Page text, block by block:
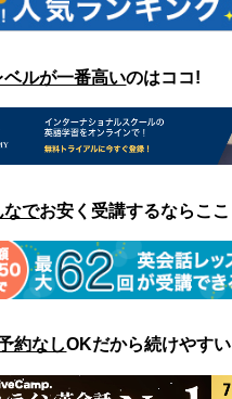
ベルが一番高いのはココ!
なでお安く受講するならここ
約なしOKだから続けやすい